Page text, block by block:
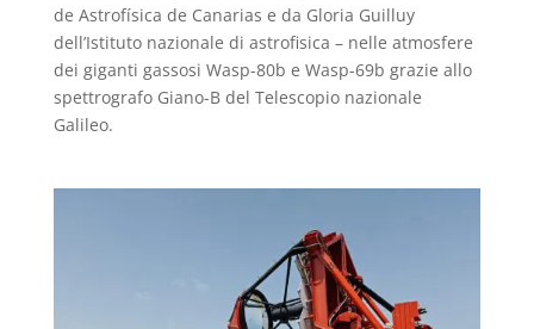
de Astrofísica de Canarias e da Gloria Guilluy
dell’Istituto nazionale di astrofisica – nelle atmosfere
dei giganti gassosi Wasp-80b e Wasp-69b grazie allo
spettrografo Giano-B del Telescopio nazionale
Galileo.